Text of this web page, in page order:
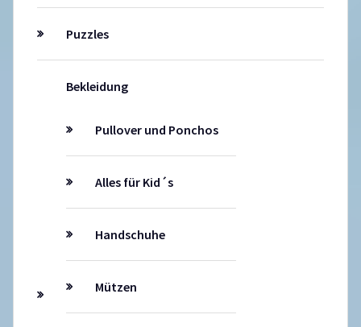
Puzzles
Bekleidung
Pullover und Ponchos
Alles für Kid´s
Handschuhe
Mützen